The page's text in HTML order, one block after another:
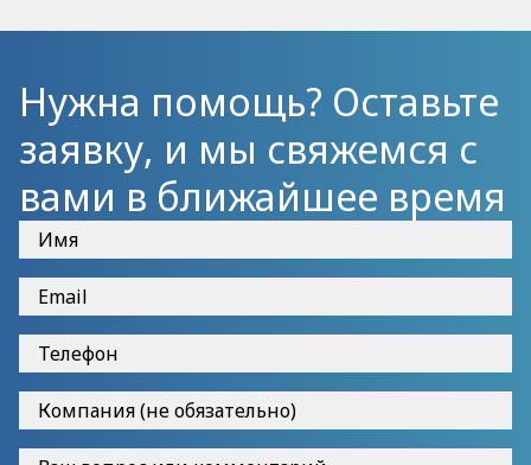
Нужна помощь? Оставьте
заявку, и мы свяжемся с
вами в ближайшее время